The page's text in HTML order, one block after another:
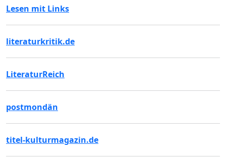
Lesen mit Links
literaturkritik.de
LiteraturReich
postmondän
titel-kulturmagazin.de